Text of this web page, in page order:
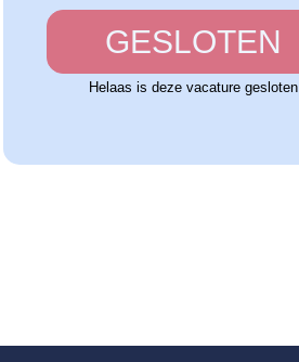
GESLOTEN
Helaas is deze vacature gesloten